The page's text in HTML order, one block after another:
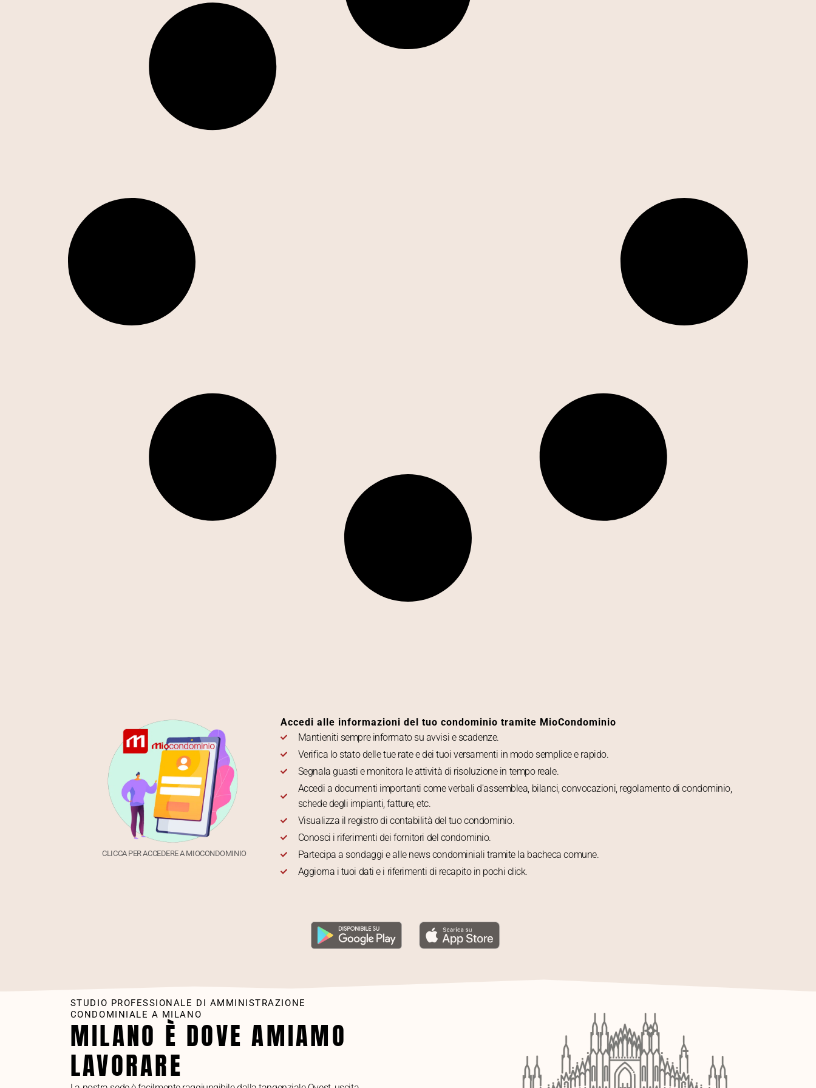
CLICCA PER ACCEDERE A MIOCONDOMINIO
Accedi alle informazioni del tuo condominio tramite MioCondominio
Mantieniti sempre informato su avvisi e scadenze.
Verifica lo stato delle tue rate e dei tuoi versamenti in modo semplice e rapido.
Segnala guasti e monitora le attività di risoluzione in tempo reale.
Accedi a documenti importanti come verbali d'assemblea, bilanci, convocazioni, regolamento di condominio,
schede degli impianti, fatture, etc.
Visualizza il registro di contabilità del tuo condominio.
Conosci i riferimenti dei fornitori del condominio.
Partecipa a sondaggi e alle news condominiali tramite la bacheca comune.
Aggiorna i tuoi dati e i riferimenti di recapito in pochi click.
STUDIO PROFESSIONALE DI AMMINISTRAZIONE
CONDOMINIALE A MILANO
MILANO È DOVE AMIAMO
LAVORARE